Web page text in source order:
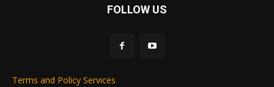
FOLLOW US
Terms and Policy Services